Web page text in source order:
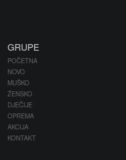
GRUPE
POČETNA
NOVO
MUŠKO
ŽENSKO
DJEČIJE
OPREMA
AKCIJA
KONTAKT